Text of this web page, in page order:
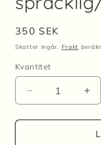
Ordinarie
pris
350 SEK
Skatter ingår. Frakt
Kvantitet
Kvantitet
Minska
kvantitet
för
Öka
för